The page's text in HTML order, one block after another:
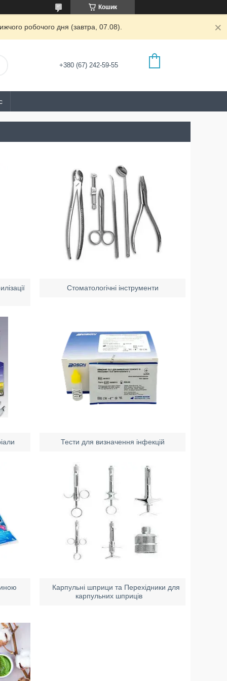
Кошик
робочого дня (завтра, 07.08).
+380 (67) 242-59-55
Стоматологічні інструменти
Тести для визначення інфекцій
Карпульні шприци та Перехідники для
карпульних шприців